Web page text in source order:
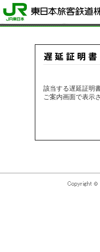
該当する遅延証明
ご案内画面で表示